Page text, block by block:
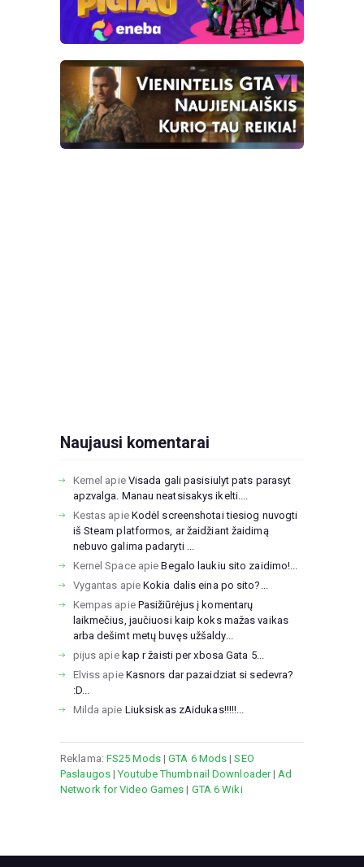
Naujausi komentarai
Kernel apie Visada gali pasisiulyt pats parasyt
apzvalga. Manau neatsisakys ikelti....
Kestas apie Kodėl screenshotai tiesiog nuvogti
iš Steam platformos, ar žaidžiant žaidimą
nebuvo galima padaryti ...
Kernel SpaceapieBegalo laukiu sito zaidimo!...
Vygantas apieKokia dalis eina po sito?...
Kempas apie Pasižiūrėjus į komentarų
laikmečius, jaučiuosi kaip koks mažas vaikas
arba dešimt metų buvęs užšaldy...
pijus apie kap r žaisti per xbosa Gata 5...
Elviss apie Kasnors dar pazaidziat si sedevra?
:D...
Milda apie Liuksiskas zAidukas!!!!!...
Reklama: FS25 Mods|GTA 6 Mods |SEO
Paslaugos|Youtube Thumbnail Downloader| Ad
Network for Video Games | GTA 6 Wiki